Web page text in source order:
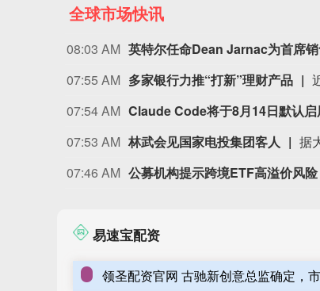
全球市场快讯
08:03 AM 英特尔任命Dean Jarnac为首席
07:55 AM 多家银行力推“打新”理财产品
07:54 AM Claude Code将于8月14日默认
07:53 AM 林武会见国家电投集团客人
07:46 AM 公募机构提示跨境ETF高溢价风险
易速宝配资